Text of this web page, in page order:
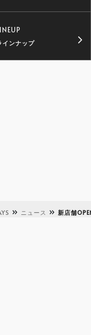
インナップ
ニュース 新店舗